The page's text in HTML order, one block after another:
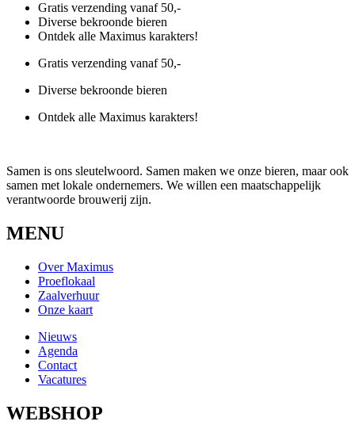
Gratis verzending vanaf 50,-
Diverse bekroonde bieren
Ontdek alle Maximus karakters!
Gratis verzending vanaf 50,-
Diverse bekroonde bieren
Ontdek alle Maximus karakters!
Samen is ons sleutelwoord. Samen maken we onze bieren, maar ook
samen met lokale ondernemers. We willen een maatschappelijk
verantwoorde brouwerij zijn.
MENU
Over Maximus
Proeflokaal
Zaalverhuur
Onze kaart
Nieuws
Agenda
Contact
Vacatures
WEBSHOP